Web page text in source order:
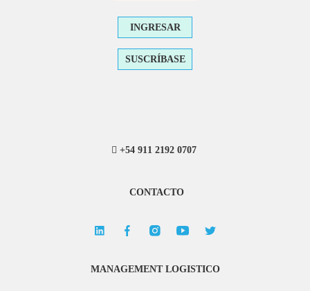
INGRESAR
SUSCRÍBASE
+54 911 2192 0707
CONTACTO
MANAGEMENT LOGISTICO